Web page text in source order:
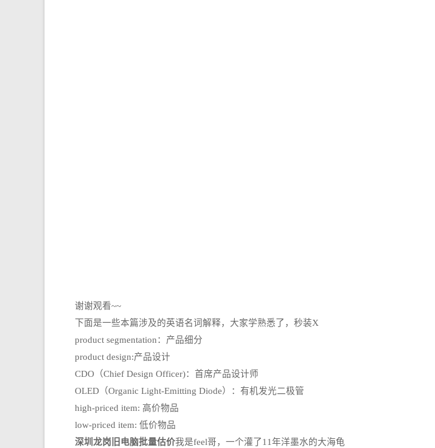
谢谢观看~~
下面是一些本篇涉及的英语名词解释，大家学熟悉了，秒装X
product segmentation：产品细分
product design:产品设计
CDO（Chief Design Officer)：首席产品设计师
OLED（Organic Light-Emitting Diode）：有机发光二极管
high-priced item: 高价物品
low-priced item: 低价物品
深圳龙岗旧电脑批量估价我是feel哥，一个灌了11年洋墨水的大海龟